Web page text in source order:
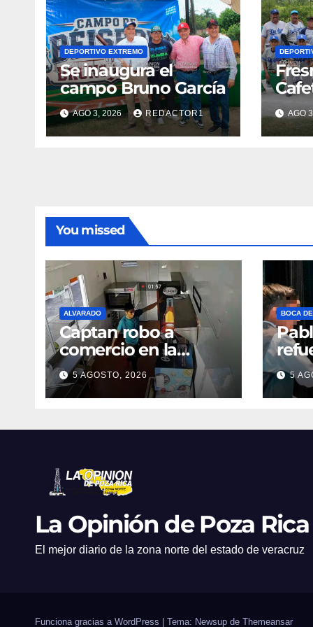
DEPORTIVO EXTREMO
Se inaugura el
campo Bruno García
AGO 3, 2026 REDACTOR1 AGO
You missed
ALVARADO
Captan robo a
comercio en la
Riviera Veracruzana;
cámaras registran
cada movimiento
5 AGOSTO, 2026
BOCA
con
5
La Opinión de Poza Rica
El mejor diario de la zona norte del estado de veracruz
Funciona gracias a WordPress | Tema: Newsup de Themeansar